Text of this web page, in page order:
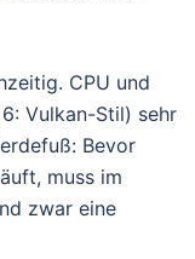
CPU und
Vulkan-Stil) sehr
Bevor
muss im
zwar eine